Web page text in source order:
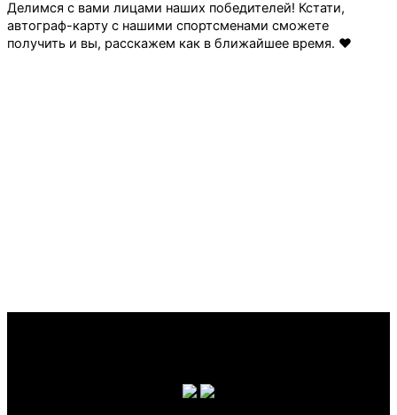
Делимся с вами лицами наших победителей! Кстати,
автограф-карту с нашими спортсменами сможете
получить и вы, расскажем как в ближайшее время. ❤️